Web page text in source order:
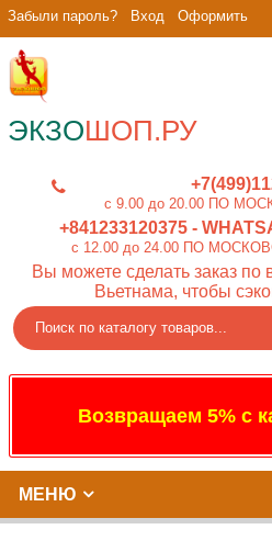
Забыли пароль? Вход Оформить
ЭКЗОШОП.РУ
c 9.00 до 20.00 ПО
+841233120375-
c 12.00 до 24.00 ПО
Вы можете сделать заказ по
Вьетнама, чтобы
Возвращаем 5% с
МЕНЮ